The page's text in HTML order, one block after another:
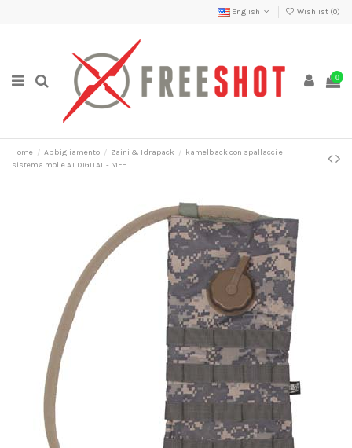
English Wishlist (0)
0
Home Abbigliamento Zaini & Idrapack
kamelback con spallacci e
sistema molle AT DIGITAL - MFH